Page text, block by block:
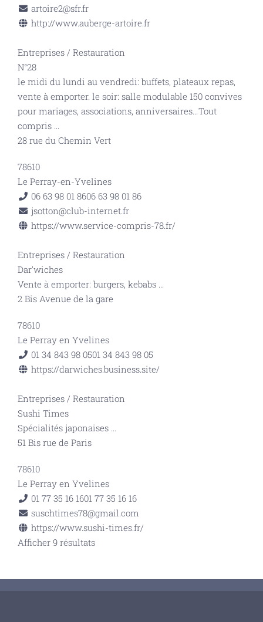
artoire2@sfr.fr
http://www.auberge-artoire.fr
Entreprises / Restauration
N°28
le midi du lundi au vendredi: buffets, plateaux repas,
vente à emporter. le soir: salle modulable 150 convives
pour mariages, associations, anniversaires…Tout
compris ...
28 rue du Chemin Vert
78610
Le Perray-en-Yvelines
06 63 98 01 8606 63 98 01 86
jsotton@club-internet.fr
https://www.service-compris-78.fr/
Entreprises / Restauration
Dar'wiches
Vente à emporter: burgers, kebabs ...
2 Bis Avenue de la gare
78610
Le Perray en Yvelines
01 34 843 98 0501 34 843 98 05
https://darwiches.business.site/
Entreprises / Restauration
Sushi Times
Spécialités japonaises ...
51 Bis rue de Paris
78610
Le Perray en Yvelines
01 77 35 16 1601 77 35 16 16
suschtimes78@gmail.com
https://www.sushi-times.fr/
Afficher 9 résultats